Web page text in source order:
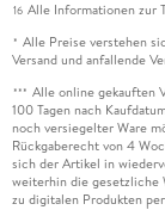
16 Alle Informationen zur
* Alle Preise verstehen
Versand und anfallende
*** Alle online gekauften
100 Tagen nach
noch versiegelter Ware
Rückgaberecht von 4
sich der Artikel in
weiterhin die gesetzliche
zu digitalen Produkten